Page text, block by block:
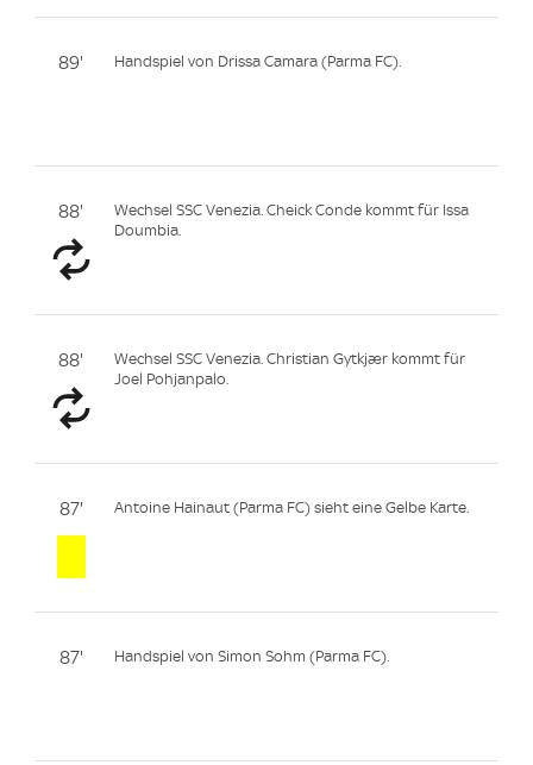
89' Handspiel von Drissa Camara (Parma FC).
88'
Wechsel SSC Venezia. Cheick Conde kommt für Issa
Doumbia.
88'
Wechsel SSC Venezia. Christian Gytkjær kommt für
Joel Pohjanpalo.
87' Antoine Hainaut (Parma FC) sieht eine Gelbe Karte.
87' Handspiel von Simon Sohm (Parma FC).